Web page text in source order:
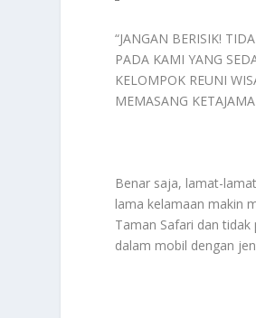
“JANGAN BERISIK!
PADA KAMI YANG
KELOMPOK REUNI
MEMASANG
Benar saja, lamat-
lama kelamaan makin
Taman Safari dan
dalam mobil dengan